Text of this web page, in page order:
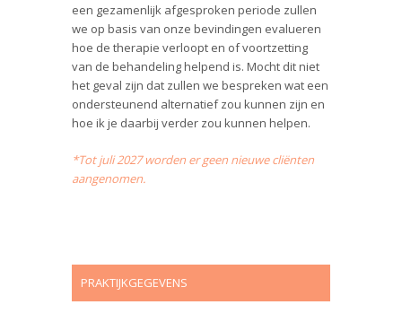
een gezamenlijk afgesproken periode zullen
we op basis van onze bevindingen evalueren
hoe de therapie verloopt en of voortzetting
van de behandeling helpend is. Mocht dit niet
het geval zijn dat zullen we bespreken wat een
ondersteunend alternatief zou kunnen zijn en
hoe ik je daarbij verder zou kunnen helpen.
*Tot juli 2027 worden er geen nieuwe cliënten
aangenomen.
PRAKTIJKGEGEVENS